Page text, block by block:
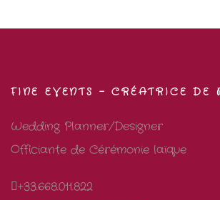
FINE EVENTS – CRÉATRICE DE
Wedding Planner/Designer
Officiante de Cérémonie laïque
+33.668.011.822